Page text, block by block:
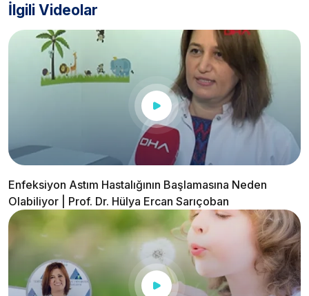
İlgili Videolar
Enfeksiyon Astım Hastalığının Başlamasına Neden
Olabiliyor | Prof. Dr. Hülya Ercan Sarıçoban